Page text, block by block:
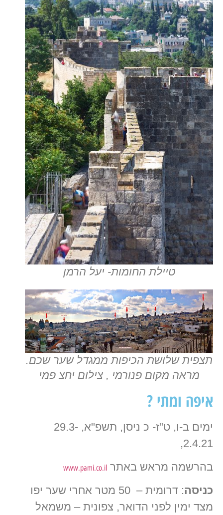
טיילת החומות- יעל הרמן
תצפית שלושת הכיפות ממגדל שער שכם.
מראה מקום פנורמי , צילום יחצ פמי
איפה ומתי ?
ימים ב-ו, ט"ז- כ ניסן, תשפ"א, 29.3-
2.4.21,
בהרשמה מראש באתר www.pami.co.il
כניסה
: דרומית – 50 מטר אחרי שער יפו
מצד ימין לפני הדואר, צפונית – משמאל